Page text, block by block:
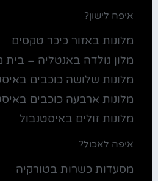
איפה לישון?
מלונות באזור כיכר טקסים
מלון גולדה באנטליה – בית
מלונות שלושה כוכבים
מלונות ארבעה כוכבים
מלונות זולים באיסטנבול
איפה לאכול?
מסעדות כשרות בטורקיה